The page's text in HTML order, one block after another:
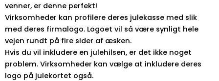
venner, er denne perfekt!
Virksomheder kan profilere deres julekasse med slik
med deres firmalogo. Logoet vil så være synligt hele
vejen rundt på fire sider af æsken.
Hvis du vil inkludere en julehilsen, er det ikke noget
problem. Virksomheder kan vælge at inkludere deres
logo på julekortet også.